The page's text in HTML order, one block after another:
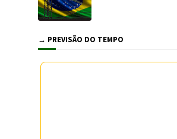
→ PREVISÃO DO TEMPO